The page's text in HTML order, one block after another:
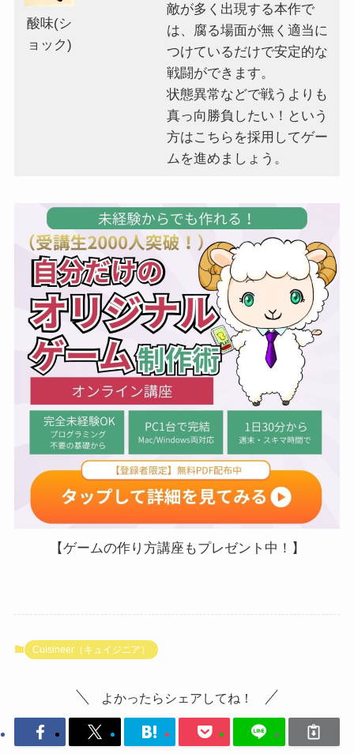
酸味(シ
ョック)
敵が多く出現する本作で
は、腐る場面が無く適当に
つけているだけで安定的な
戦闘ができます。
状態異常などで戦うよりも
真っ向勝負したい！という
方はこちらを採用してゲー
ムを進めましょう。
【ゲームの作り方講座もプレゼント中！】
Cuisineer（キュイジニア）
よかったらシェアしてね！